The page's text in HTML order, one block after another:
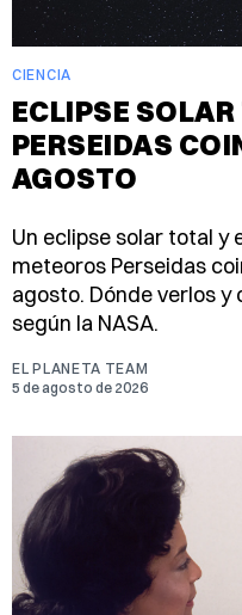
CIENCIA
ECLIPSE
PERSEIDAS
AGOSTO
Un eclipse solar total y
meteoros Perseidas
agosto. Dónde verlos
según la NASA.
EL PLANETA TEAM
5 de agosto de 2026